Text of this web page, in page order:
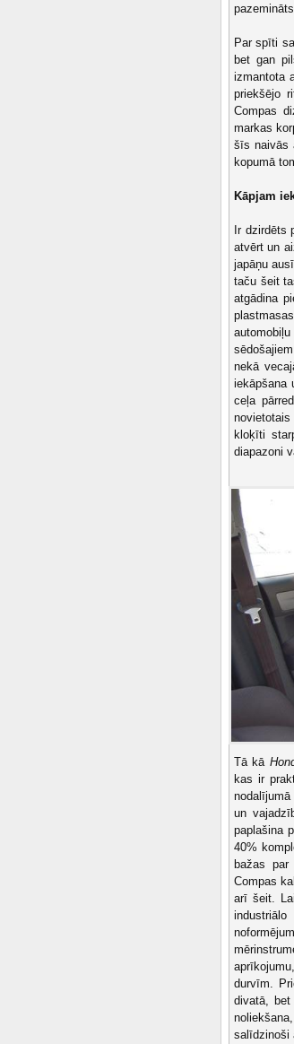
Par spīti
bet gan
izmantota
priekšējo
Compas
markas
šīs naivās
kopumā
Kāpjam
Ir dzirdēts
atvērt un
japāņu
taču šeit
atgādina
nekā
iekāpšana
ceļa
kloķīti
diapazoni
Tā kā
kas ir
un
paplašina
40%
bažas
Compas
arī šeit.
durvīm.
divatā,
salīdzinoši